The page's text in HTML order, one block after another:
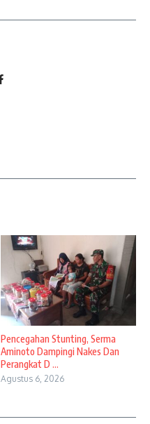
Pencegahan Stunting, Serma
Aminoto Dampingi Nakes Dan
Perangkat D ...
Agustus 6, 2026